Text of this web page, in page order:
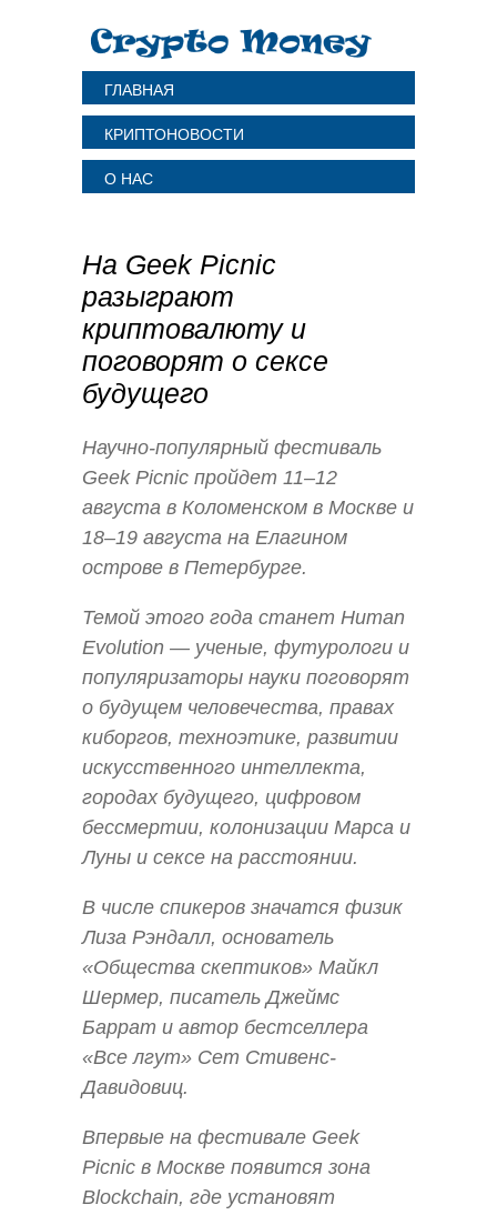
ГЛАВНАЯ
КРИПТОНОВОСТИ
О НАС
На Geek Picnic
разыграют
криптовалюту и
поговорят о сексе
будущего
Научно-популярный фестиваль
Geek Picnic пройдет 11–12
августа в Коломенском в Москве и
18–19 августа на Елагином
острове в Петербурге.
Темой этого года станет Human
Evolution — ученые, футурологи и
популяризаторы науки поговорят
о будущем человечества, правах
киборгов, техноэтике, развитии
искусственного интеллекта,
городах будущего, цифровом
бессмертии, колонизации Марса и
Луны и сексе на расстоянии.
В числе спикеров значатся физик
Лиза Рэндалл, основатель
«Общества скептиков» Майкл
Шермер, писатель Джеймс
Баррат и автор бестселлера
«Все лгут» Сет Стивенс-
Давидовиц.
Впервые на фестивале Geek
Picnic в Москве появится зона
Blockchain, где установят